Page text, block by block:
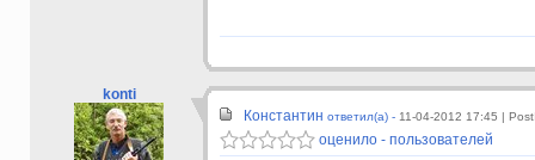
konti
Константин ответил(а) - 11-04-2012 17:45 |
оценило - пользователей